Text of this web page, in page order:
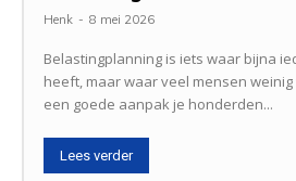
Henk - 8 mei 2026
Belastingplanning is iets waar bijna
heeft, maar waar veel mensen
een goede aanpak je honderden...
Lees verder